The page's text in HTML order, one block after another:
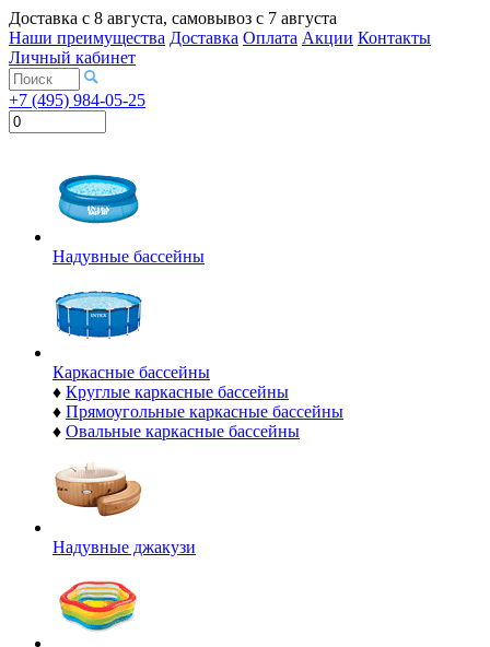
Доставка с 8 августа, самовывоз с 7 августа
Наши преимущества Доставка Оплата Акции Контакты
Личный кабинет
+7 (495) 984-05-25
Надувные бассейны
Каркасные бассейны
♦ Круглые каркасные бассейны
♦ Прямоугольные каркасные бассейны
♦ Овальные каркасные бассейны
Надувные джакузи